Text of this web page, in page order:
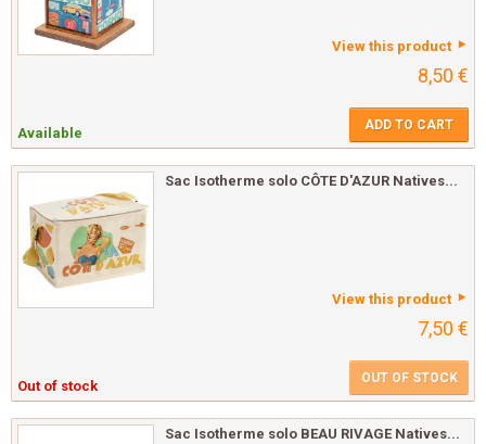
View this product
8,50 €
Available ADD TO CART
Sac Isotherme solo CÔTE D'AZUR Natives...
View this product
7,50 €
Out of stock OUT OF STOCK
Sac Isotherme solo BEAU RIVAGE Natives...